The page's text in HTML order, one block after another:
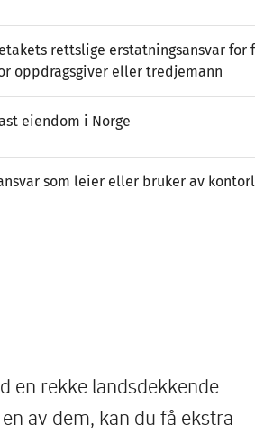
rettslige erstatningsansvar for
oppdragsgiver eller tredjemann
eiendom i Norge
som leier eller bruker av
en rekke landsdekkende
av dem, kan du få ekstra